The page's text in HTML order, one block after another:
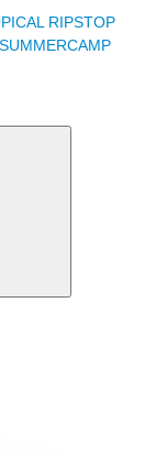
RIPSTOP